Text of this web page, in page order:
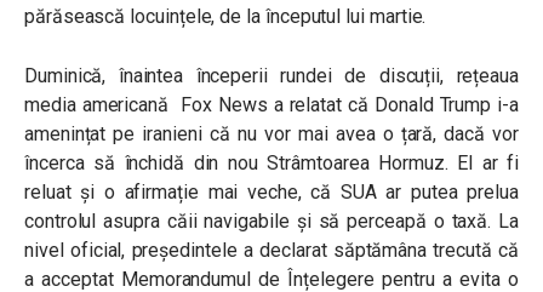
părăsească locuințele, de la începutul lui martie.
Duminică, înaintea începerii rundei de discuții, rețeaua
media americană Fox News a relatat că Donald Trump i-a
amenințat pe iranieni că nu vor mai avea o țară, dacă vor
încerca să închidă din nou Strâmtoarea Hormuz. El ar fi
reluat și o afirmație mai veche, că SUA ar putea prelua
controlul asupra căii navigabile și să perceapă o taxă. La
nivel oficial, președintele a declarat săptămâna trecută că
a acceptat Memorandumul de Înțelegere pentru a evita o